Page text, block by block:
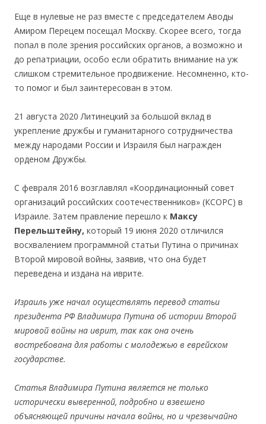
Еще в нулевые не раз вместе с председателем Аводы
Амиром Перецем посещал Москву. Скорее всего, тогда
попал в поле зрения российских органов, а возможно и
до репатриации, особо если обратить внимание на уж
слишком стремительное продвижение. Несомненно, кто-
то помог и был заинтересован в этом.
21 августа 2020 Литинецкий за большой вклад в
укрепление дружбы и гуманитарного сотрудничества
между народами России и Израиля был награжден
орденом Дружбы.
С февраля 2016 возглавлял «Координационный совет
организаций российских соотечественников» (КСОРС) в
Израиле. Затем правление перешло к Максу
Перельштейну, который 19 июня 2020 отличился
восхвалением программной статьи Путина о причинах
Второй мировой войны, заявив, что она будет
переведена и издана на иврите.
Израиль уже начал осуществлять перевод статьи
президента РФ Владимира Путина об истории Второй
мировой войны на иврит, так как она очень
востребована для работы с молодежью в еврейском
государстве.
Статья Владимира Путина является не только
исторически выверенной, подробно и взвешено
объясняющей причины начала войны, но и чрезвычайно